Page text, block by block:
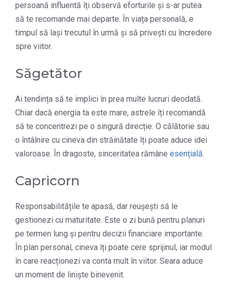
persoană influentă îți observă eforturile și s-ar putea
să te recomande mai departe. În viața personală, e
timpul să lași trecutul în urmă și să privești cu încredere
spre viitor.
Săgetător
Ai tendința să te implici în prea multe lucruri deodată.
Chiar dacă energia ta este mare, astrele îți recomandă
să te concentrezi pe o singură direcție. O călătorie sau
o întâlnire cu cineva din străinătate îți poate aduce idei
valoroase. În dragoste, sinceritatea rămâne esențială.
Capricorn
Responsabilitățile te apasă, dar reușești să le
gestionezi cu maturitate. Este o zi bună pentru planuri
pe termen lung și pentru decizii financiare importante.
În plan personal, cineva îți poate cere sprijinul, iar modul
în care reacționezi va conta mult în viitor. Seara aduce
un moment de liniște binevenit.